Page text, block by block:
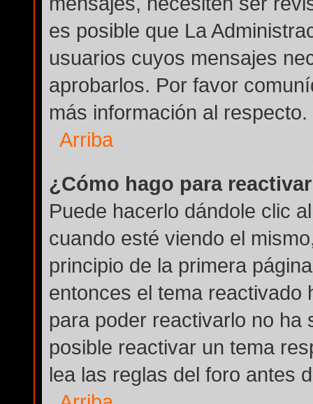
es posible que La
usuarios cuyos mensajes
aprobarlos. Por favor
más información al respecto.
Arriba
¿Cómo hago para
Puede hacerlo dándole clic
cuando esté viendo el
principio de la primera
entonces el tema reactivado
para poder reactivarlo no ha
posible reactivar un tema
lea las reglas del foro antes